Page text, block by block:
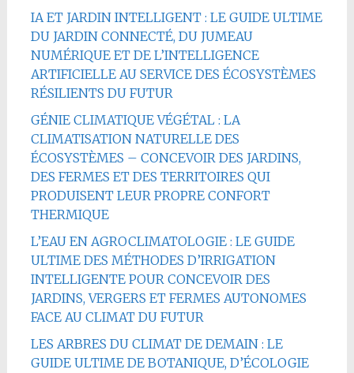
IA ET JARDIN INTELLIGENT : LE GUIDE ULTIME
DU JARDIN CONNECTÉ, DU JUMEAU
NUMÉRIQUE ET DE L’INTELLIGENCE
ARTIFICIELLE AU SERVICE DES ÉCOSYSTÈMES
RÉSILIENTS DU FUTUR
GÉNIE CLIMATIQUE VÉGÉTAL : LA
CLIMATISATION NATURELLE DES
ÉCOSYSTÈMES – CONCEVOIR DES JARDINS,
DES FERMES ET DES TERRITOIRES QUI
PRODUISENT LEUR PROPRE CONFORT
THERMIQUE
L’EAU EN AGROCLIMATOLOGIE : LE GUIDE
ULTIME DES MÉTHODES D’IRRIGATION
INTELLIGENTE POUR CONCEVOIR DES
JARDINS, VERGERS ET FERMES AUTONOMES
FACE AU CLIMAT DU FUTUR
LES ARBRES DU CLIMAT DE DEMAIN : LE
GUIDE ULTIME DE BOTANIQUE, D’ÉCOLOGIE